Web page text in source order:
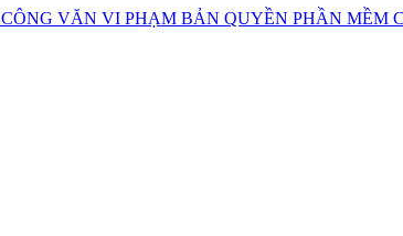
CÔNG VĂN VI PHẠM BẢN QUYỀN PHẦN MỀM